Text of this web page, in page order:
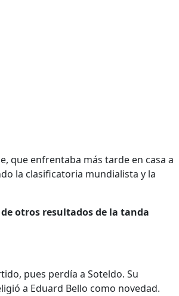
que enfrentaba más tarde en casa a
la clasificatoria mundialista y la
otros resultados de la tanda
pues perdía a Soteldo. Su
a Eduard Bello como novedad.